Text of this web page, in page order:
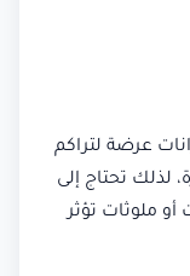
عرضة لتراكم
لذلك تحتاج إلى
ملوثات تؤثر